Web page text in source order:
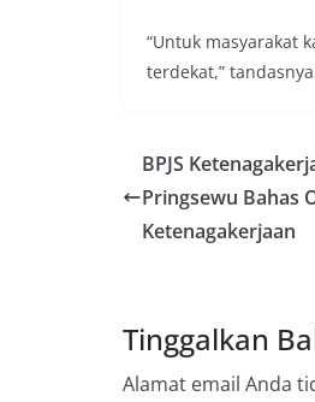
“Untuk masyarakat
terdekat,”
BPJS
Pringsewu Bahas
Ketenagakerjaan
Tinggalkan
Alamat email Anda